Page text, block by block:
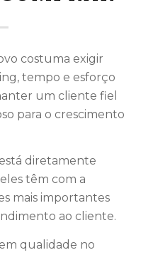
costuma exigir
tempo e esforço
um cliente fiel
para o crescimento
diretamente
têm com a
mais importantes
ao cliente.
qualidade no